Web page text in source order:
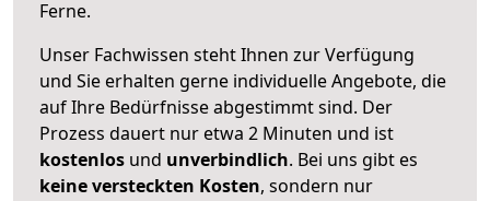
Ferne.
Unser Fachwissen steht Ihnen zur Verfügung
und Sie erhalten gerne individuelle Angebote, die
auf Ihre Bedürfnisse abgestimmt sind. Der
Prozess dauert nur etwa 2 Minuten und ist
kostenlos und unverbindlich. Bei uns gibt es
keine versteckten Kosten, sondern nur